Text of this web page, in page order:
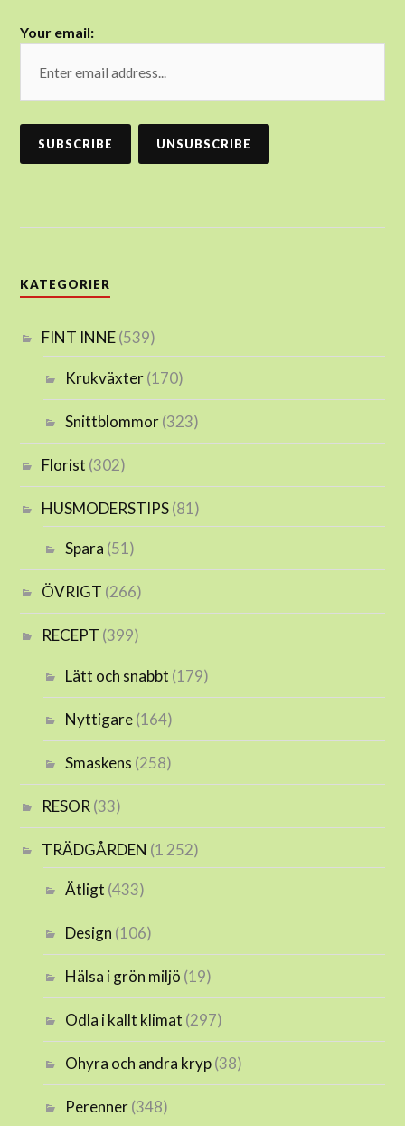
Your email:
KATEGORIER
FINT INNE(539)
Krukväxter(170)
Snittblommor(323)
Florist (302)
HUSMODERSTIPS(81)
Spara (51)
ÖVRIGT (266)
RECEPT (399)
Lätt och snabbt (179)
Nyttigare(164)
Smaskens (258)
RESOR (33)
TRÄDGÅRDEN (1 252)
Ätligt (433)
Design (106)
Hälsa i grön miljö (19)
Odla i kallt klimat (297)
Ohyra och andra kryp(38)
Perenner(348)